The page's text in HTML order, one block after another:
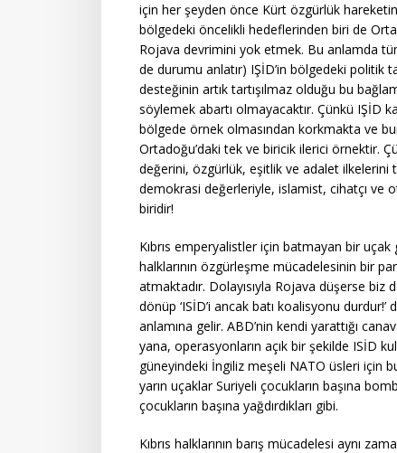
için her şeyden önce Kürt özgürlük
bölgedeki öncelikli hedeflerinden biri de
Rojava devrimini yok etmek. Bu anlamda
de durumu anlatır) IŞİD’in bölgedeki politik
desteğinin artık tartışılmaz olduğu bu
söylemek abartı olmayacaktır. Çünkü IŞİD
bölgede örnek olmasından korkmakta ve
Ortadoğu’daki tek ve biricik ilerici örnektir.
değerini, özgürlük, eşitlik ve adalet ilkelerini
demokrasi değerleriyle, islamist, cihatçı ve
biridir!
Kıbrıs emperyalistler için batmayan bir
halklarının özgürleşme mücadelesinin bir
atmaktadır. Dolayısıyla Rojava düşerse
dönüp ‘ISİD’i ancak batı koalisyonu
anlamına gelir. ABD’nin kendi yarattığı
yana, operasyonların açık bir şekilde ISİD
güneyindeki İngiliz meşeli NATO üsleri için
yarın uçaklar Suriyeli çocukların başına
çocukların başına yağdırdıkları gibi.
Kıbrıs halklarının barış mücadelesi aynı